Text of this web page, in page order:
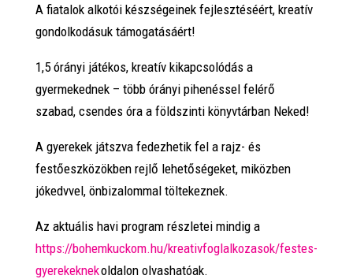
A fiatalok alkotói készségeinek fejlesztéséért, kreatív
gondolkodásuk támogatásáért!
1,5 órányi játékos, kreatív kikapcsolódás a
gyermekednek – több órányi pihenéssel felérő
szabad, csendes óra a földszinti könyvtárban Neked!
A gyerekek játszva fedezhetik fel a rajz- és
festőeszközökben rejlő lehetőségeket, miközben
jókedvvel, önbizalommal töltekeznek.
Az aktuális havi program részletei mindig a
https://bohemkuckom.hu/kreativfoglalkozasok/festes-
gyerekeknekoldalon olvashatóak.